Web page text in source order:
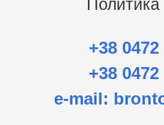
Политика
+38
+38
e-mail: